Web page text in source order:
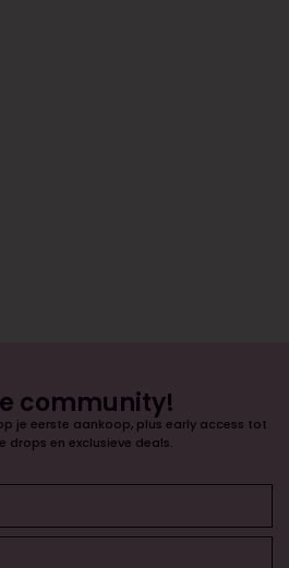
community!
je eerste aankoop, plus early access tot
drops en exclusieve deals.